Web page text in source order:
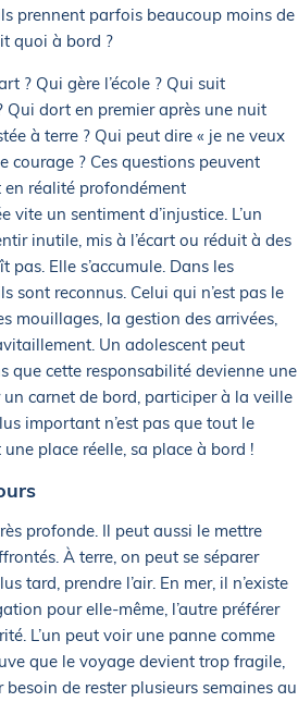
prennent parfois beaucoup moins de
quoi à bord ?
? Qui gère l’école ? Qui suit
Qui dort en premier après une nuit
à terre ? Qui peut dire « je ne veux
courage ? Ces questions peuvent
en réalité profondément
un sentiment d’injustice. L’un
inutile, mis à l’écart ou réduit à des
Elle s’accumule. Dans les
sont reconnus. Celui qui n’est pas le
mouillages, la gestion des arrivées,
Un adolescent peut
que cette responsabilité devienne une
carnet de bord, participer à la veille
important n’est pas que tout le
place réelle, sa place à bord !
profonde. Il peut aussi le mettre
À terre, on peut se séparer
tard, prendre l’air. En mer, il n’existe
pour elle-même, l’autre préférer
L’un peut voir une panne comme
que le voyage devient trop fragile,
de rester plusieurs semaines au